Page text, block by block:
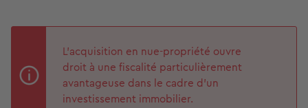
L’acquisition en nue-propriété ouvre
droit à une fiscalité particulièrement
avantageuse dans le cadre d’un
investissement immobilier.